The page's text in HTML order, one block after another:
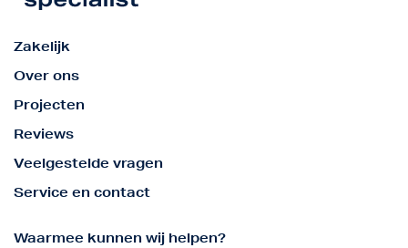
Zakelijk
Over ons
Projecten
Reviews
Veelgestelde vragen
Service en contact
Waarmee kunnen wij helpen?